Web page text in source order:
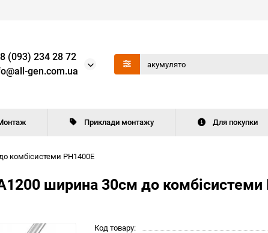
(093) 234 28 72
gen.com.ua
Приклади монтажу Для покупки
комбісистеми PH1400E
ширина 30см до комбісистеми
Код товару: